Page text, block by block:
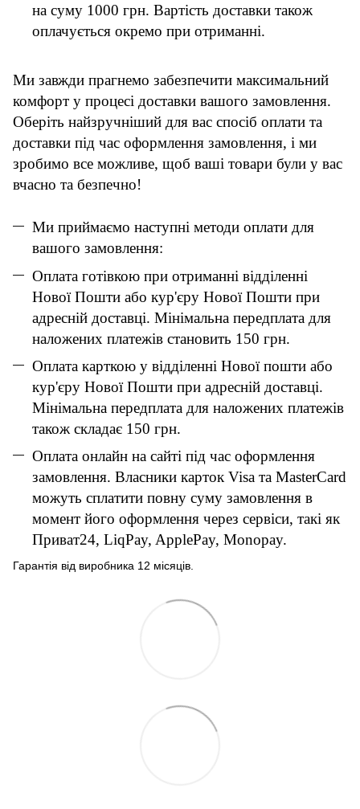
на суму 1000 грн. Вартість доставки також
оплачується окремо при отриманні.
Ми завжди прагнемо забезпечити максимальний
комфорт у процесі доставки вашого замовлення.
Оберіть найзручніший для вас спосіб оплати та
доставки під час оформлення замовлення, і ми
зробимо все можливе, щоб ваші товари були у вас
вчасно та безпечно!
Ми приймаємо наступні методи оплати для
вашого замовлення:
Оплата готівкою при отриманні відділенні
Нової Пошти або кур'єру Нової Пошти при
адресній доставці. Мінімальна передплата для
наложених платежів становить 150 грн.
Оплата карткою у відділенні Нової пошти або
кур'єру Нової Пошти при адресній доставці.
Мінімальна передплата для наложених платежів
також складає 150 грн.
Оплата онлайн на сайті під час оформлення
замовлення. Власники карток Visa та MasterCard
можуть сплатити повну суму замовлення в
момент його оформлення через сервіси, такі як
Приват24, LiqPay, ApplePay, Monopay.
Гарантія від виробника 12 місяців.